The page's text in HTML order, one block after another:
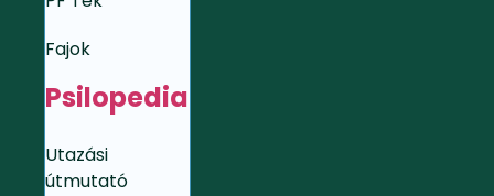
Fajok
Psilopedia
Utazási
útmutató